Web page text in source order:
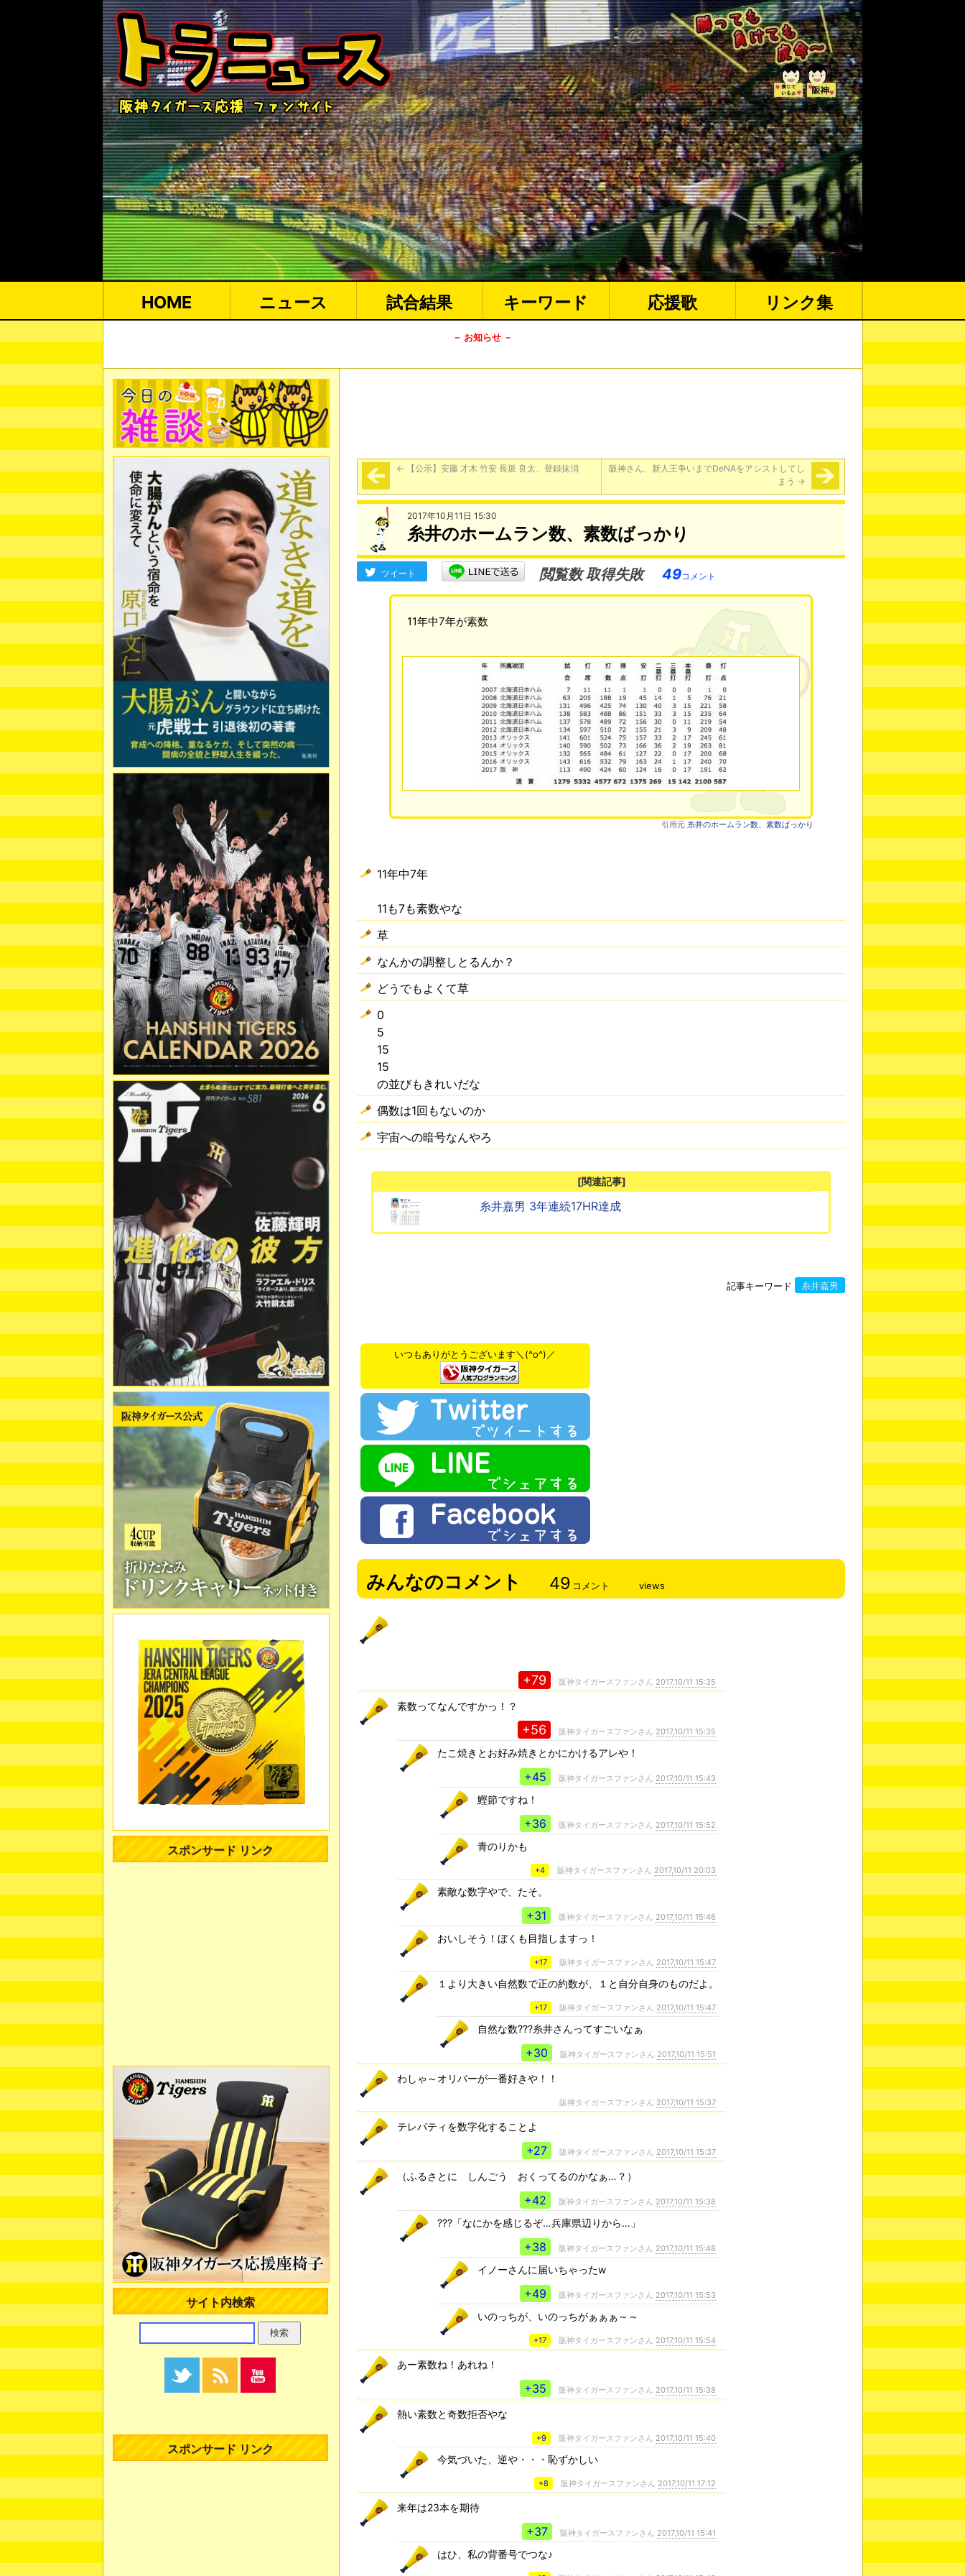
HOME ニュース 試合結果 キーワード 応援歌 リンク集
－ お知らせ －
← 【公示】安藤 才木 竹安 長坂 良太、登録抹消
阪神さん、新人王争いまでDeNAをアシストしてし
まう →
2017年10月11日 15:30
糸井のホームラン数、素数ばっかり
ツイート 閲覧数 取得失敗 49コメント
11年中7年が素数
引用元 糸井のホームラン数、素数ばっかり
11年中7年
11も7も素数やな
草
なんかの調整しとるんか？
どうでもよくて草
0
5
15
15
の並びもきれいだな
偶数は1回もないのか
宇宙への暗号なんやろ
[関連記事]
糸井嘉男 3年連続17HR達成
記事キーワード 糸井嘉男
いつもありがとうございます＼(^o^)／
みんなのコメント 49 コメント views
+79 阪神タイガースファンさん 2017,10/11 15:35
素数ってなんですかっ！？
+56 阪神タイガースファンさん 2017,10/11 15:35
たこ焼きとお好み焼きとかにかけるアレや！
+45 阪神タイガースファンさん 2017,10/11 15:43
鰹節ですね！
+36 阪神タイガースファンさん 2017,10/11 15:52
青のりかも
+4 阪神タイガースファンさん 2017,10/11 20:03
素敵な数字やで、たそ。
+31 阪神タイガースファンさん 2017,10/11 15:46
おいしそう！ぼくも目指しますっ！
+17 阪神タイガースファンさん 2017,10/11 15:47
１より大きい自然数で正の約数が、１と自分自身のものだよ。
+17 阪神タイガースファンさん 2017,10/11 15:47
自然な数???糸井さんってすごいなぁ
+30 阪神タイガースファンさん 2017,10/11 15:51
わしゃ～オリバーが一番好きや！！
阪神タイガースファンさん 2017,10/11 15:37
テレパティを数字化することよ
+27 阪神タイガースファンさん 2017,10/11 15:37
（ふるさとに しんごう おくってるのかなぁ…？）
+42 阪神タイガースファンさん 2017,10/11 15:38
???「なにかを感じるぞ…兵庫県辺りから…」
+38 阪神タイガースファンさん 2017,10/11 15:48
イノーさんに届いちゃったw
+49 阪神タイガースファンさん 2017,10/11 15:53
いのっちが、いのっちがぁぁぁ～～
+17 阪神タイガースファンさん 2017,10/11 15:54
あー素数ね！あれね！
+35 阪神タイガースファンさん 2017,10/11 15:38
熱い素数と奇数拒否やな
+9 阪神タイガースファンさん 2017,10/11 15:40
今気づいた、逆や・・・恥ずかしい
+8 阪神タイガースファンさん 2017,10/11 17:12
来年は23本を期待
+37 阪神タイガースファンさん 2017,10/11 15:41
はひ、私の背番号でつな♪
スポンサード リンク
サイト内検索
スポンサード リンク